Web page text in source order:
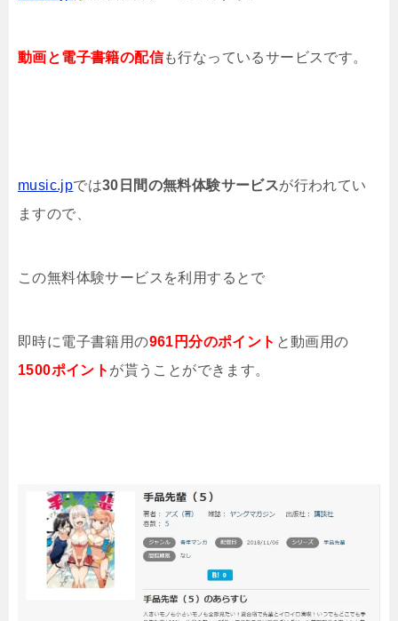
動画と電子書籍の配信も行なっているサービスです。
music.jpでは30日間の無料体験サービスが行われてい
ますので、
この無料体験サービスを利用するとで
即時に電子書籍用の961円分のポイント と動画用の
1500ポイント が貰うことができます。